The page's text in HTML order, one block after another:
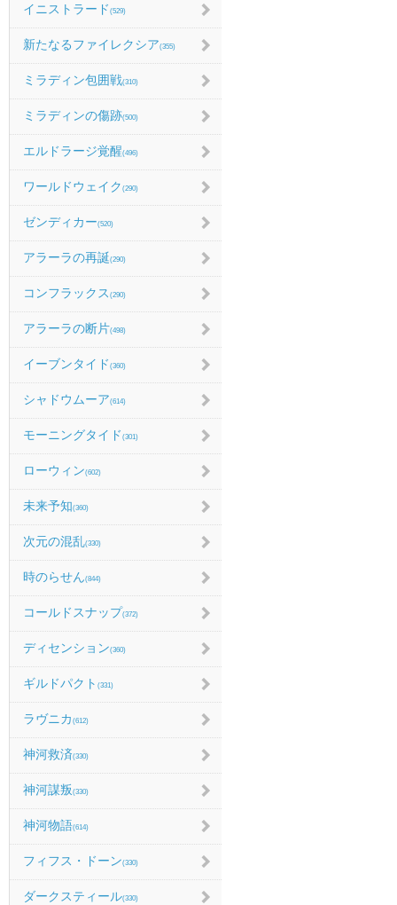
イニストラード (529)
新たなるファイレクシア(355)
ミラディン包囲戦(310)
ミラディンの傷跡(500)
エルドラージ覚醒(496)
ワールドウェイク (290)
ゼンディカー(520)
アラーラの再誕(290)
コンフラックス (290)
アラーラの断片(498)
イーブンタイド (360)
シャドウムーア(614)
モーニングタイド (301)
ローウィン(602)
未来予知(360)
次元の混乱(330)
時のらせん(844)
コールドスナップ(372)
ディセンション(360)
ギルドパクト (331)
ラヴニカ (612)
神河救済(330)
神河謀叛 (330)
神河物語(614)
フィフス・ドーン(330)
ダークスティール(330)